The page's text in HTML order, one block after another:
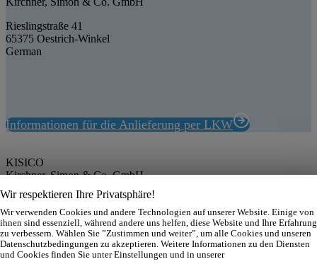
Wir respektieren Ihre Privatsphäre!
Wir verwenden Cookies und andere Technologien auf unserer Website. Einige von
ihnen sind essenziell, während andere uns helfen, diese Website und Ihre Erfahrung
zu verbessern. Wählen Sie ”Zustimmen und weiter”, um alle Cookies und unseren
Datenschutzbedingungen zu akzeptieren. Weitere Informationen zu den Diensten
und Cookies finden Sie unter Einstellungen und in unserer
Rieslingstraße 41
65375 Oestrich-Winkel
German
Informationen für die Anlieferung per LKW
KISICO
Kirchner, Simon & Co. GmbH
Rieslingstraße 41
65375 Oestrich-Winkel
Deutschland
Tel.: (0 67 23) 99 65-0
E-Mail: info@kisico.de